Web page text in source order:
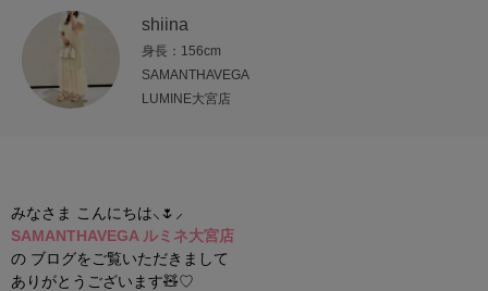
shiina
SAMANTHAVEGA
身長：156cm
LUMINE大宮店
みなさま こんにちは⸜🌷︎⸝‍
SAMANTHAVEGA ルミネ大宮店
の ブログをご覧いただきまして
ありがとうございます🧸♡